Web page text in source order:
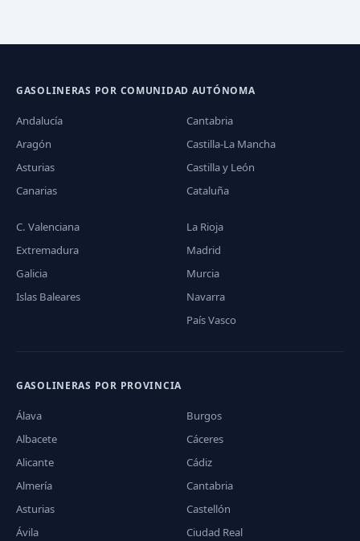
GASOLINERAS POR COMUNIDAD AUTÓNOMA
Andalucía
Aragón
Asturias
Canarias
Cantabria
Castilla-La Mancha
Castilla y León
Cataluña
C. Valenciana
Extremadura
Galicia
Islas Baleares
La Rioja
Madrid
Murcia
Navarra
País Vasco
GASOLINERAS POR PROVINCIA
Álava
Albacete
Alicante
Almería
Asturias
Ávila
Burgos
Cáceres
Cádiz
Cantabria
Castellón
Ciudad Real